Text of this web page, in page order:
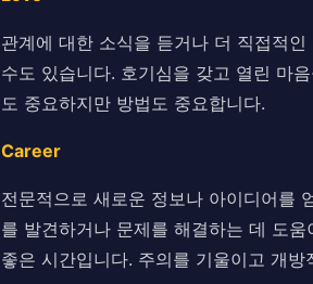
관계에 대한 소식을 듣거나 더 직접적
수도 있습니다. 호기심을 갖고 열린 마
도 중요하지만 방법도 중요합니다.
Career
전문적으로 새로운 정보나 아이디어를
를 발견하거나 문제를 해결하는 데 도
좋은 시간입니다. 주의를 기울이고 개